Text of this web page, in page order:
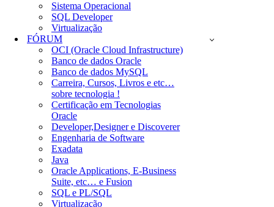
Sistema Operacional
SQL Developer
Virtualização
FÓRUM
OCI (Oracle Cloud Infrastructure)
Banco de dados Oracle
Banco de dados MySQL
Carreira, Cursos, Livros e etc…
sobre tecnologia !
Certificação em Tecnologias
Oracle
Developer,Designer e Discoverer
Engenharia de Software
Exadata
Java
Oracle Applications, E-Business
Suite, etc… e Fusion
SQL e PL/SQL
Virtualização